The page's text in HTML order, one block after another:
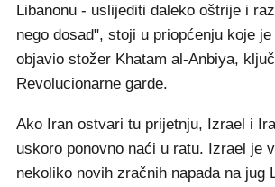
Libanonu - uslijediti daleko oštrije i
nego dosad", stoji u priopćenju koje
objavio stožer Khatam al-Anbiya,
Revolucionarne garde.
Ako Iran ostvari tu prijetnju, Izrael i
uskoro ponovno naći u ratu. Izrael je
nekoliko novih zračnih napada na jug